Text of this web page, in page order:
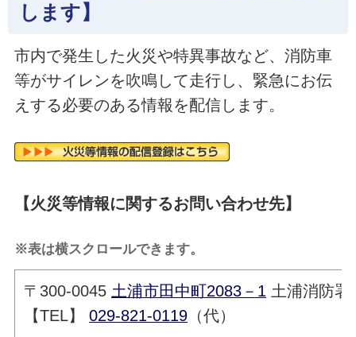
します】
市内で発生した火災や特異事故など、消防車
等がサイレンを吹鳴して走行し、緊急にお伝
えする必要のある情報を配信します。
【火災等情報に関するお問い合わせ先】
※表は横スクロールできます。
〒300-0045 土浦市田中町2083－1 土浦消防署
【TEL】029-821-0119 （代）